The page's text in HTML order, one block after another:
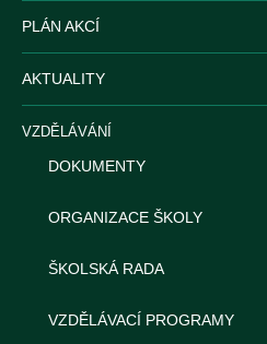
PLÁN AKCÍ
AKTUALITY
VZDĚLÁVÁNÍ
DOKUMENTY
ORGANIZACE ŠKOLY
ŠKOLSKÁ RADA
VZDĚLÁVACÍ PROGRAMY